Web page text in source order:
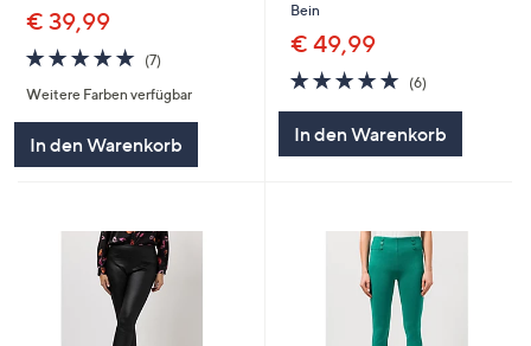
€ 39,99
4.9
von
5
(7)7
Weitere Farben verfügbar
In den Warenkorb
Bein
€ 49,99
4.8
von
(6)6
In den Warenkorb